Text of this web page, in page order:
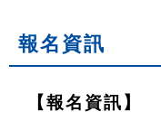
報名資訊
【報名資訊】